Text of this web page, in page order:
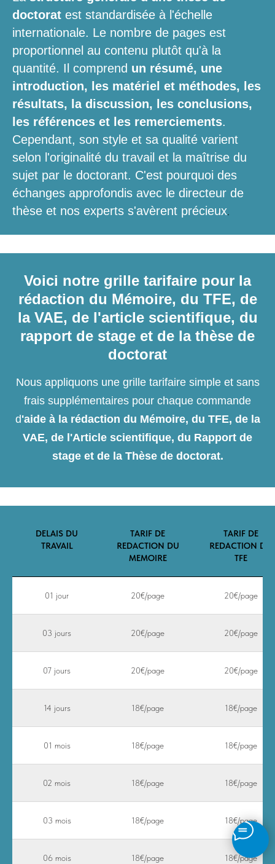
doctorat est standardisée à l'échelle
internationale. Le nombre de pages est
proportionnel au contenu plutôt qu'à la
quantité. Il comprend un résumé, une
introduction, les matériel et méthodes, les
résultats, la discussion, les conclusions,
les références et les remerciements.
Cependant, son style et sa qualité varient
selon l'originalité du travail et la maîtrise du
sujet par le doctorant. C'est pourquoi des
échanges approfondis avec le directeur de
thèse et nos experts s'avèrent précieux.
Voici notre grille tarifaire pour la
rédaction du Mémoire, du TFE, de
la VAE, de l'article scientifique, du
rapport de stage et de la thèse de
doctorat
Nous appliquons une grille tarifaire simple et sans
frais supplémentaires pour chaque commande
d'aide à la rédaction du Mémoire, du TFE, de la
VAE, de l'Article scientifique, du Rapport de
stage et de la Thèse de doctorat.
DELAIS DU
TRAVAIL
TARIF DE
REDACTION DU
MEMOIRE
TARIF DE
REDACTION DU
TFE
01 jour 20€/page 20€/page
03 jours 20€/page 20€/page
07 jours 20€/page 20€/page
14 jours 18€/page 18€/page
01 mois 18€/page 18€/page
02 mois 18€/page 18€/page
03 mois 18€/page 18€/page
06 mois 18€/page 18€/page